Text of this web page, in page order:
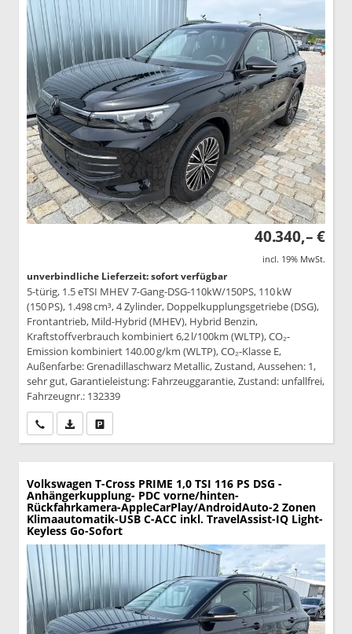
40.340,– €
incl. 19% MwSt.
unverbindliche Lieferzeit: sofort verfügbar
5-türig, 1.5 eTSI MHEV 7-Gang-DSG-110kW/150PS, 110 kW
(150 PS), 1.498 cm³, 4 Zylinder, Doppelkupplungsgetriebe (DSG),
Frontantrieb, Mild-Hybrid (MHEV), Hybrid Benzin,
Kraftstoffverbrauch kombiniert 6,2 l/100km (WLTP), CO₂-
Emission kombiniert 140.00 g/km (WLTP), CO₂-Klasse E,
Außenfarbe: Grenadillaschwarz Metallic, Zustand, Aussehen: 1,
sehr gut, Garantieleistung: Fahrzeuggarantie, Zustand: unfallfrei,
Fahrzeugnr.: 132339
Wir rufen Sie anPDF-Datei, Fahrzeugexposé drucken
Volkswagen T-Cross PRIME 1,0 TSI 116 PS DSG -
Anhängerkupplung- PDC vorne/hinten-
Rückfahrkamera-AppleCarPlay/AndroidAuto-2 Zonen
Klimaautomatik-USB C-ACC inkl. TravelAssist-IQ Light-
Keyless Go-Sofort